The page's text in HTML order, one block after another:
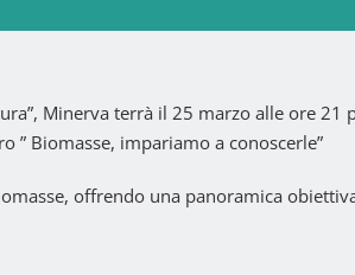
Minerva terrà il 25 marzo alle ore 21
” Biomasse, impariamo a conoscerle”
offrendo una panoramica